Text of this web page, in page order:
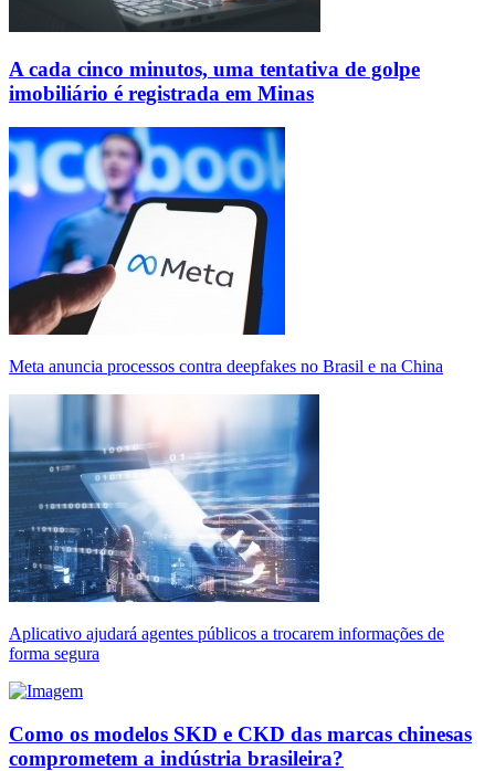
A cada cinco minutos, uma tentativa de golpe
imobiliário é registrada em Minas
Meta anuncia processos contra deepfakes no Brasil e na China
Aplicativo ajudará agentes públicos a trocarem informações de
forma segura
Como os modelos SKD e CKD das marcas chinesas
comprometem a indústria brasileira?